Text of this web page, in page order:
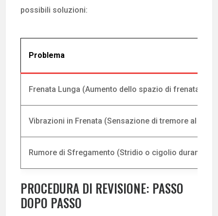
possibili soluzioni:
Problema
Frenata Lunga (Aumento dello spazio di frenata)
Vibrazioni in Frenata (Sensazione di tremore al
Rumore di Sfregamento (Stridio o cigolio durante la
PROCEDURA DI REVISIONE: PASSO
DOPO PASSO